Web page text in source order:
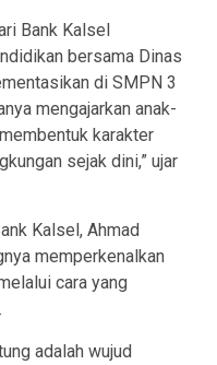
Bank Kalsel
bersama Dinas
di SMPN 3
mengajarkan anak-
karakter
sejak dini,” ujar
Kalsel, Ahmad
memperkenalkan
cara yang
adalah wujud